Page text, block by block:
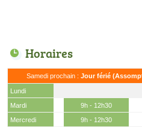
Horaires
Samedi prochain : Jour férié
Lundi
Mardi
9h - 12h30
Mercredi
9h - 12h30